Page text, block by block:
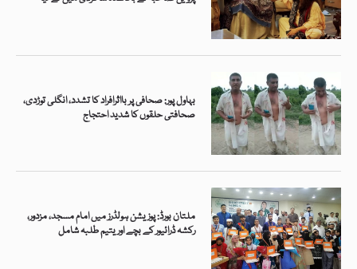
بہاول پور: صحافی پر بااثرافراد کا تشدد، انگلی توڑدی،
صحافتی حلقوں کا شدید احتجاج
ملتان بورڈ: پوزیشن ہولڈرز میں امام مسجد، مزدور،
رکشہ ڈرائیور کے بچے اور یتیم طلبہ شامل